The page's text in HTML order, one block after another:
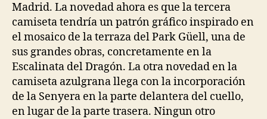
Madrid. La novedad ahora es que la tercera
camiseta tendría un patrón gráfico inspirado en
el mosaico de la terraza del Park Güell, una de
sus grandes obras, concretamente en la
Escalinata del Dragón. La otra novedad en la
camiseta azulgrana llega con la incorporación
de la Senyera en la parte delantera del cuello,
en lugar de la parte trasera. Ningun otro